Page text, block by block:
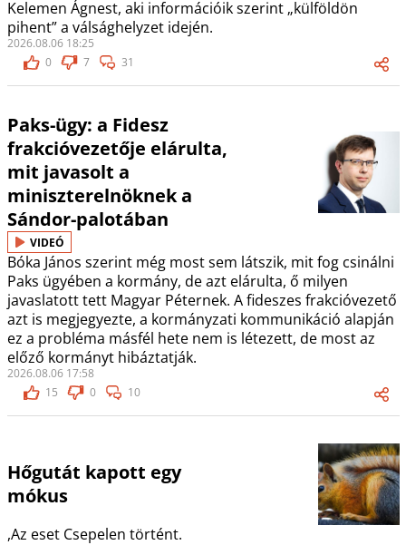
Kelemen Ágnest, aki információik szerint „külföldön
pihent” a válsághelyzet idején.
2026.08.06 18:25
0
7 31
Paks-ügy: a Fidesz
frakcióvezetője elárulta,
mit javasolt a
miniszterelnöknek a
Sándor-palotában
VIDEÓ
Bóka János szerint még most sem látszik, mit fog csinálni
Paks ügyében a kormány, de azt elárulta, ő milyen
javaslatott tett Magyar Péternek. A fideszes frakcióvezető
azt is megjegyezte, a kormányzati kommunikáció alapján
ez a probléma másfél hete nem is létezett, de most az
előző kormányt hibáztatják.
2026.08.06 17:58
15
0 10
Hőgutát kapott egy
mókus
,Az eset Csepelen történt.